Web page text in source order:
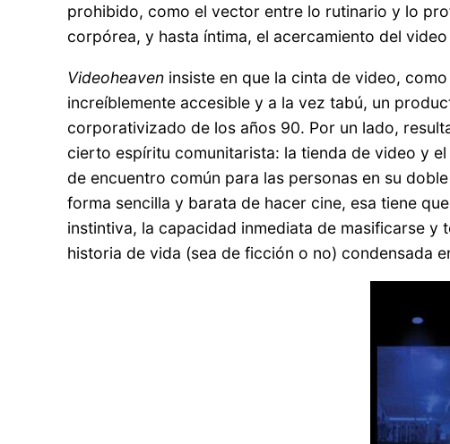
prohibido, como el vector entre lo rutinario y lo
corpórea, y hasta íntima, el acercamiento del
Videoheaven insiste en que la cinta de video,
increíblemente accesible y a la vez tabú, un
corporativizado de los años 90. Por un lado,
cierto espíritu comunitarista: la tienda de video y
de encuentro común para las personas en su
forma sencilla y barata de hacer cine, esa tiene
instintiva, la capacidad inmediata de masificarse
historia de vida (sea de ficción o no) condensada